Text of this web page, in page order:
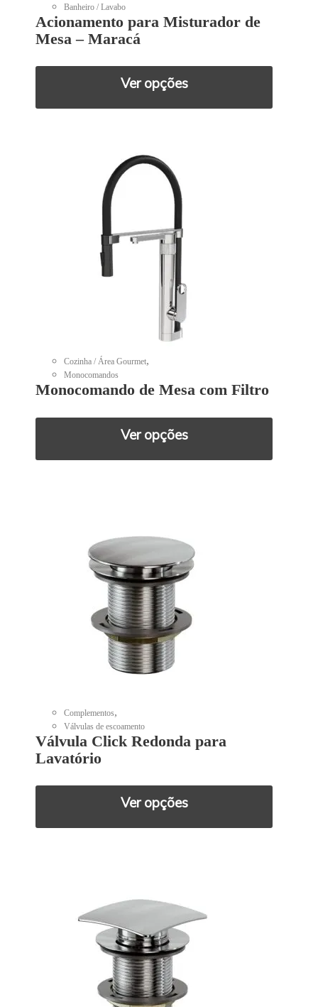
Banheiro / Lavabo
Acionamento para Misturador de
Mesa – Maracá
Ver opções
Cozinha / Área Gourmet,
Monocomandos
Monocomando de Mesa com Filtro
Ver opções
Complementos,
Válvulas de escoamento
Válvula Click Redonda para
Lavatório
Ver opções